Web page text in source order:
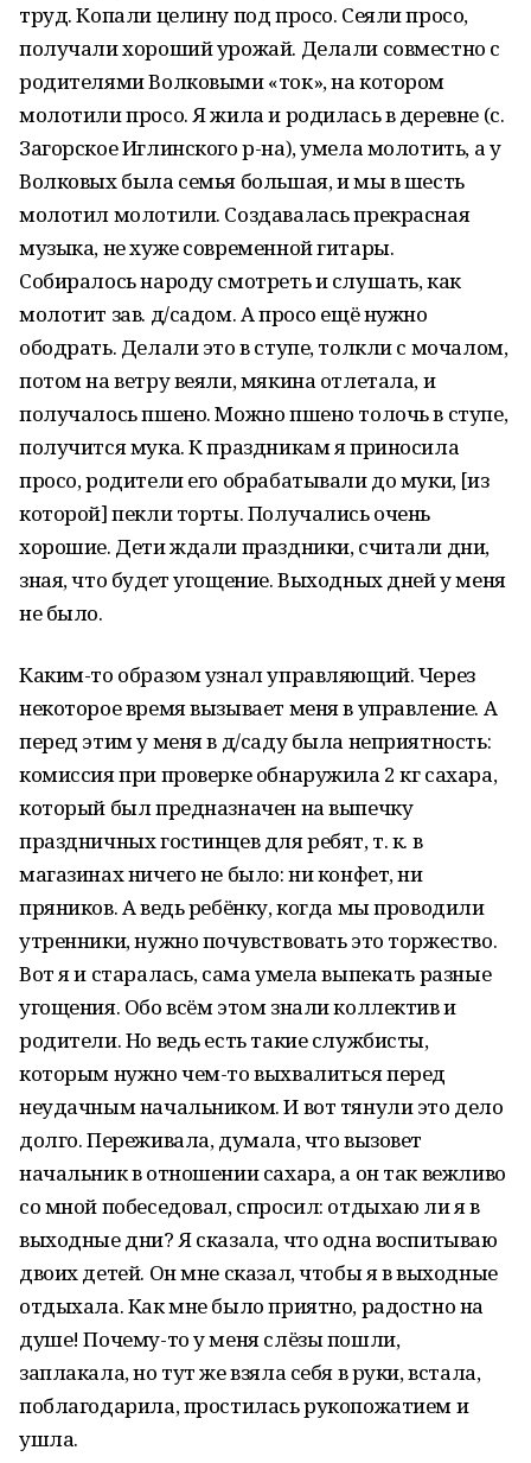
труд. Копали целину под просо. Сеяли просо,
получали хороший урожай. Делали совместно с
родителями Волковыми «ток», на котором
молотили просо. Я жила и родилась в деревне (с.
Загорское Иглинского р-на), умела молотить, а у
Волковых была семья большая, и мы в шесть
молотил молотили. Создавалась прекрасная
музыка, не хуже современной гитары.
Собиралось народу смотреть и слушать, как
молотит зав. д/садом. А просо ещё нужно
ободрать. Делали это в ступе, толкли с мочалом,
потом на ветру веяли, мякина отлетала, и
получалось пшено. Можно пшено толочь в ступе,
получится мука. К праздникам я приносила
просо, родители его обрабатывали до муки, [из
которой] пекли торты. Получались очень
хорошие. Дети ждали праздники, считали дни,
зная, что будет угощение. Выходных дней у меня
не было.
Каким-то образом узнал управляющий. Через
некоторое время вызывает меня в управление. А
перед этим у меня в д/саду была неприятность:
комиссия при проверке обнаружила 2 кг сахара,
который был предназначен на выпечку
праздничных гостинцев для ребят, т. к. в
магазинах ничего не было: ни конфет, ни
пряников. А ведь ребёнку, когда мы проводили
утренники, нужно почувствовать это торжество.
Вот я и старалась, сама умела выпекать разные
угощения. Обо всём этом знали коллектив и
родители. Но ведь есть такие службисты,
которым нужно чем-то выхвалиться перед
неудачным начальником. И вот тянули это дело
долго. Переживала, думала, что вызовет
начальник в отношении сахара, а он так вежливо
со мной побеседовал, спросил: отдыхаю ли я в
выходные дни? Я сказала, что одна воспитываю
двоих детей. Он мне сказал, чтобы я в выходные
отдыхала. Как мне было приятно, радостно на
душе! Почему-то у меня слёзы пошли,
заплакала, но тут же взяла себя в руки, встала,
поблагодарила, простилась рукопожатием и
ушла.